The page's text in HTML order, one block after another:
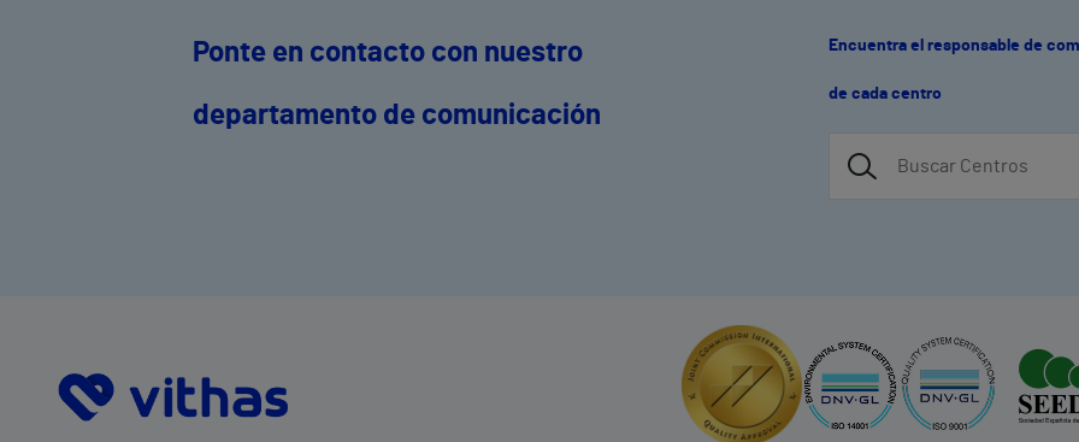
Ponte en contacto con nuestro
departamento de comunicación
Encuentra el responsable de
de cada centro